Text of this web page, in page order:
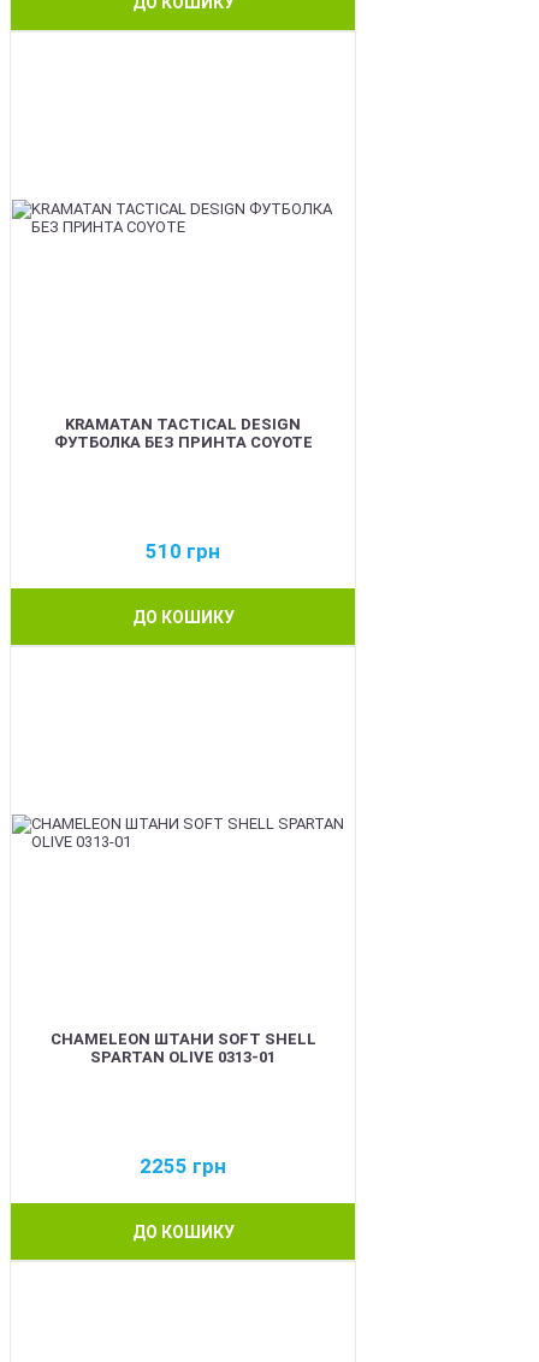
KRAMATAN TACTICAL DESIGN
ФУТБОЛКА БЕЗ ПРИНТА COYOTE
510 грн
ДО КОШИКУ
CHAMELEON ШТАНИ SOFT SHELL
SPARTAN OLIVE 0313-01
2255 грн
ДО КОШИКУ